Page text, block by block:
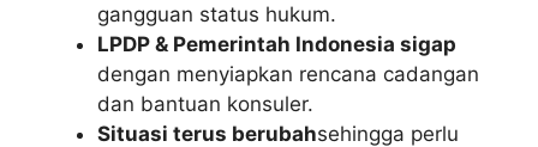
gangguan status hukum.
LPDP & Pemerintah Indonesia sigap
dengan menyiapkan rencana cadangan
dan bantuan konsuler.
Situasi terus berubahsehingga perlu